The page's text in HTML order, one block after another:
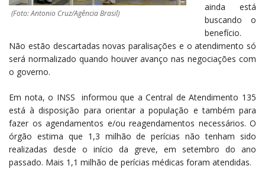
(Foto: Antonio Cruz/Agência Brasil)
ainda está
buscando o
benefício.
Não estão descartadas novas paralisações e o atendimento só
será normalizado quando houver avanço nas negociações com
o governo.
Em nota, o INSS informou que a Central de Atendimento 135
está à disposição para orientar a população e também para
fazer os agendamentos e/ou reagendamentos necessários. O
órgão estima que 1,3 milhão de perícias não tenham sido
realizadas desde o início da greve, em setembro do ano
passado. Mais 1,1 milhão de perícias médicas foram atendidas.